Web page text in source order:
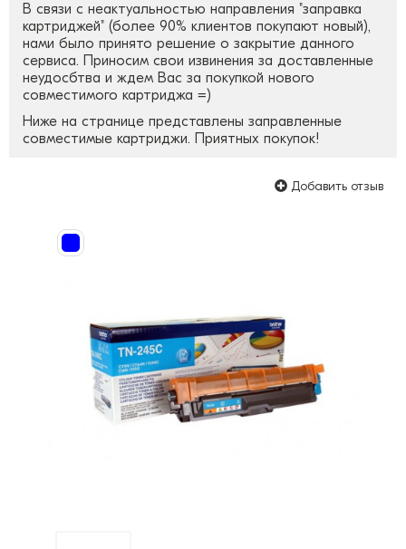
В связи с неактуальностью направления "заправка
картриджей" (более 90% клиентов покупают новый),
нами было принято решение о закрытие данного
сервиса. Приносим свои извинения за доставленные
неудосбтва и ждем Вас за покупкой нового
совместимого картриджа =)
Ниже на странице представлены заправленные
совместимые картриджи. Приятных покупок!
Добавить отзыв